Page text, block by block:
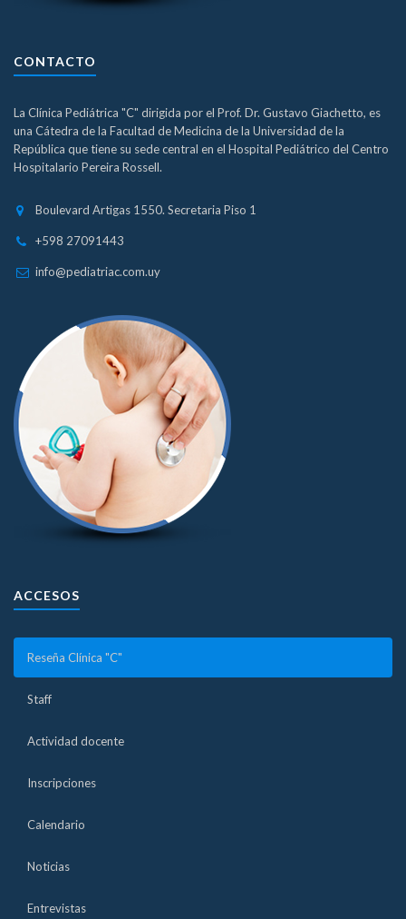
CONTACTO
La Clínica Pediátrica "C" dirigida por el Prof. Dr. Gustavo Giachetto, es
una Cátedra de la Facultad de Medicina de la Universidad de la
República que tiene su sede central en el Hospital Pediátrico del Centro
Hospitalario Pereira Rossell.
Boulevard Artigas 1550. Secretaria Piso 1
+598 27091443
info@pediatriac.com.uy
ACCESOS
Reseña Clínica "C"
Staff
Actividad docente
Inscripciones
Calendario
Noticias
Entrevistas